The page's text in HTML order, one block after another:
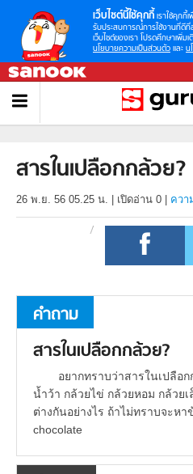
เว็บไซต์นี้ใช้คุกกี้ เราใช้คุกกี้
รับประสบการณ์การใช้งานที่ดี
เว็บไซต์ของเรา โปรดศึกษาเพิ่มเ
นโยบายความเป็นส่วนตัว และ น
สารในเปลือกกล้วย?
26 พ.ย. 56 05.25 น. เปิดอ่าน 0 ควา
คำถาม
สารในเปลือกกล้วย?
อยากทราบว่าสารในเปลือ
น้ำว้า กล้วยไข่ กล้วยหอม กล้วย
ต่างกันอย่างไร ถ้าไม่ทราบจะห
chocolate